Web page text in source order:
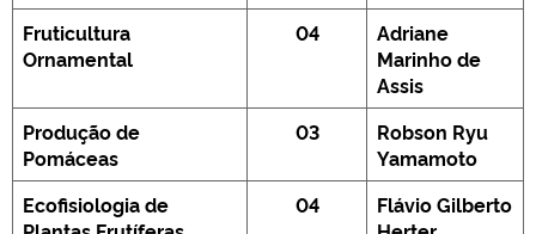
Fruticultura
Ornamental
04
Adriane
Marinho de
Assis
Produção de
Pomáceas
03
Robson Ryu
Yamamoto
Ecofisiologia de
04
Flávio Gilberto